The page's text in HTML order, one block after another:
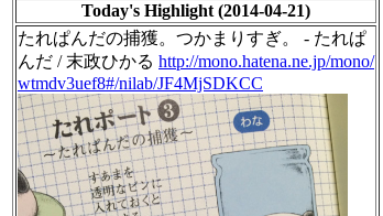
Today's Highlight (2014-04-21)
たれぱんだの捕獲。つかまりすぎ。 - たれぱ
んだ / 末政ひかる http://mono.hatena.ne.jp/mono/
wtmdv3uef8#/nilab/JF4MjSDKCC